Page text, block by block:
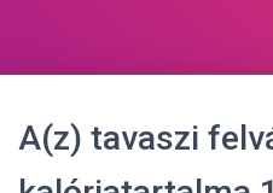
A(z) tavaszi